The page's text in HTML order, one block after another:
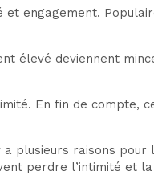
engagement.
élevé deviennent
En fin de
plusieurs raisons
perdre l’intimité et la